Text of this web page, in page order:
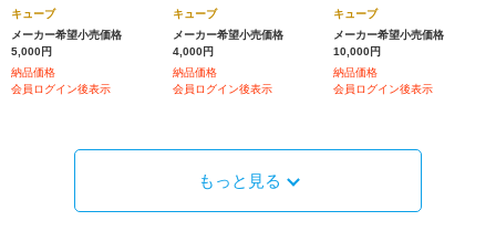
キューブ
メーカー希望小売価格
5,000円
納品価格
会員ログイン後表示
キューブ
メーカー希望小売価格
4,000円
納品価格
会員ログイン後表示
キューブ
メーカー希望小売価格
10,000円
納品価格
会員ログイン後表示
もっと見る